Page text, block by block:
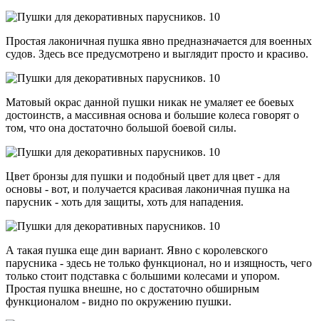
Простая лаконичная пушка явно предназначается для военных
судов. Здесь все предусмотрено и выглядит просто и красиво.
Матовый окрас данной пушки никак не умаляет ее боевых
достоинств, а массивная основа и большие колеса говорят о
том, что она достаточно большой боевой силы.
Цвет бронзы для пушки и подобный цвет для цвет - для
основы - вот, и получается красивая лаконичная пушка на
парусник - хоть для защиты, хоть для нападения.
А такая пушка еще дин вариант. Явно с королевского
парусника - здесь не только функционал, но и изящность, чего
только стоит подставка с большими колесами и упором.
Простая пушка внешне, но с достаточно обширным
функционалом - видно по окружению пушки.